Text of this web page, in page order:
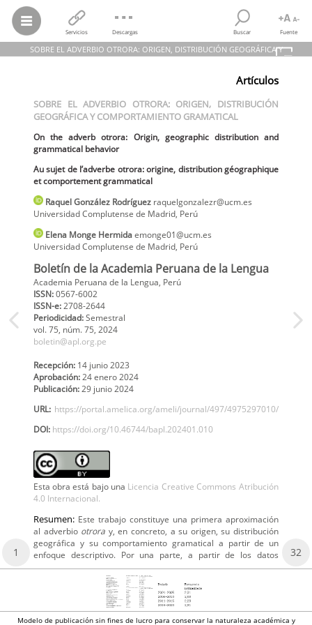
Servicios Descargas Buscar Fuente
SOBRE EL ADVERBIO OTRORA: ORIGEN, DISTRIBUCIÓN GEOGRÁFICA Y
COMPORTAMIENTO GRAMATICAL
Raquel González Rodríguez; Elena Monge Hermida
SOBRE EL ADVERBIO OTRORA: ORIGEN, DISTRIBUCIÓN GEOGRÁFICA
Y COMPORTAMIENTO GRAMATICAL
On the adverb otrora: Origin, geographic distribution and
Au sujet de l’adverbe otrora: origine, distribution géographique et
comportement grammatical
341-377, 2024
Academia Peruana de la Lengua
Artículos
SOBRE EL ADVERBIO OTRORA: ORIGEN, DISTRIBUCIÓN
GEOGRÁFICA Y COMPORTAMIENTO GRAMATICAL
On the adverb otrora: Origin, geographic distribution and
grammatical behavior
Au sujet de l’adverbe otrora: origine, distribution géographique
et comportement grammatical
RaquelGonzález Rodríguez raquelgonzalezr@ucm.es
Universidad Complutense de Madrid, Perú
Elena Monge Hermidaemonge01@ucm.es
Universidad Complutense de Madrid, Perú
Boletín de la Academia Peruana de la Lengua
Academia Peruana de la Lengua, Perú
ISSN:0567-6002
ISSN-e:2708-2644
Periodicidad:Semestral
vol. 75,
núm. 75, 2024
boletin@apl.org.pe
Recepción:
14 junio 2023
Aprobación:
24 enero 2024
Publicación:
29 junio 2024
URL: https://portal.amelica.org/ameli/journal/497/4975297010/
DOI: https://doi.org/10.46744/bapl.202401.010
Esta obra está bajo una Licencia Creative Commons Atribución
4.0 Internacional.
Resumen: Este trabajo constituye una primera aproximación
al adverbio otrora y, en concreto, a su origen, su distribución
geográfica y su comportamiento gramatical a partir de un
enfoque descriptivo. Por una parte, a partir de los datos
1 32
Modelo de publicación sin fines de lucro para conservar la naturaleza académica y